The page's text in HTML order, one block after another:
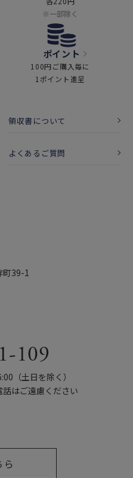
※一部除く
ポイント
100円ご購入毎に
1ポイント進呈
領収書について
よくあるご質問
町39-1
109
（土日を除く）
はご遠慮ください